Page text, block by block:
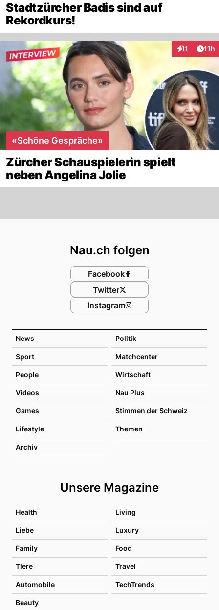
Stadtzürcher Badis sind auf
Rekordkurs!
11
Interaktionen
11h
«Schöne Gespräche»
Zürcher Schauspielerin spielt
neben Angelina Jolie
News Politik
Sport Matchcenter
People Wirtschaft
Videos Nau Plus
Games Stimmen der Schweiz
Lifestyle Themen
Archiv
Unsere Magazine
Health Living
Liebe Luxury
Family Food
Tiere Travel
Automobile TechTrends
Beauty
Nau.ch folgen
Facebook
Twitter
Instagram